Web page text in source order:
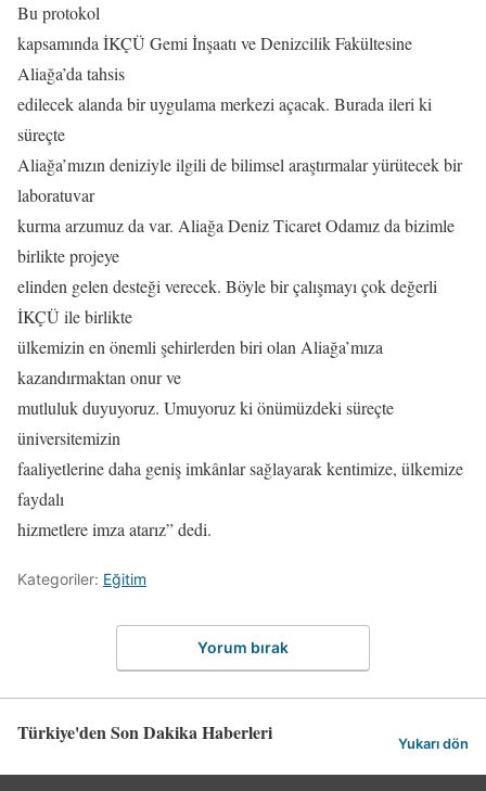
Bu protokol
kapsamında İKÇÜ Gemi İnşaatı ve Denizcilik Fakültesine
Aliağa’da tahsis
edilecek alanda bir uygulama merkezi açacak. Burada ileri ki
süreçte
Aliağa’mızın deniziyle ilgili de bilimsel araştırmalar yürütecek bir
laboratuvar
kurma arzumuz da var. Aliağa Deniz Ticaret Odamız da bizimle
birlikte projeye
elinden gelen desteği verecek. Böyle bir çalışmayı çok değerli
İKÇÜ ile birlikte
ülkemizin en önemli şehirlerden biri olan Aliağa’mıza
kazandırmaktan onur ve
mutluluk duyuyoruz. Umuyoruz ki önümüzdeki süreçte
üniversitemizin
faaliyetlerine daha geniş imkânlar sağlayarak kentimize, ülkemize
faydalı
hizmetlere imza atarız” dedi.
Kategoriler: Eğitim
Yorum bırak
Türkiye'den Son Dakika Haberleri Yukarı dön